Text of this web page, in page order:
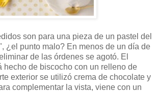
son para una pieza de un pastel del
¿el punto malo? En menos de un día de
de las órdenes se agotó. El
hecho de biscocho con un relleno de
exterior se utilizó crema de chocolate y
complementar la vista, viene con un